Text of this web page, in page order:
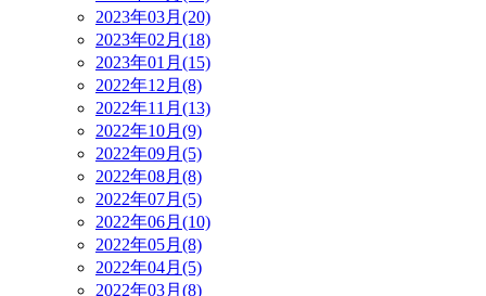
2023年03月(20)
2023年02月(18)
2023年01月(15)
2022年12月(8)
2022年11月(13)
2022年10月(9)
2022年09月(5)
2022年08月(8)
2022年07月(5)
2022年06月(10)
2022年05月(8)
2022年04月(5)
2022年03月(8)